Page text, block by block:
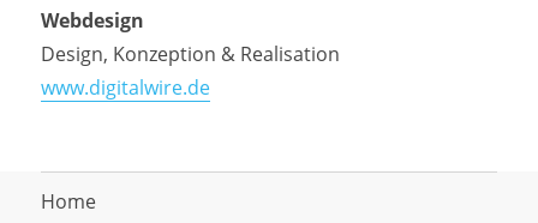
Webdesign
Design, Konzeption & Realisation
www.digitalwire.de
Home